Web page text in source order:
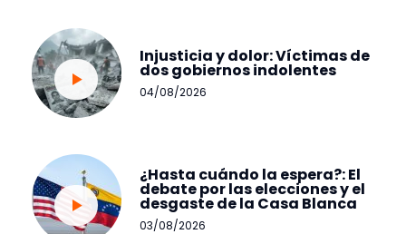
Injusticia y dolor: Víctimas de
dos gobiernos indolentes
04/08/2026
¿Hasta cuándo la espera?: El
debate por las elecciones y el
desgaste de la Casa Blanca
03/08/2026